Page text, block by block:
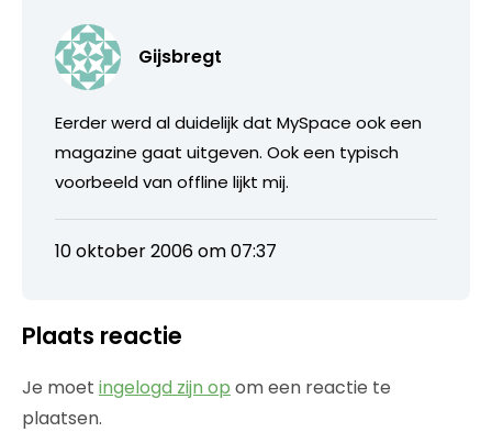
Gijsbregt
Eerder werd al duidelijk dat MySpace ook een
magazine gaat uitgeven. Ook een typisch
voorbeeld van offline lijkt mij.
10 oktober 2006 om 07:37
Plaats reactie
Je moet ingelogd zijn op om een reactie te
plaatsen.